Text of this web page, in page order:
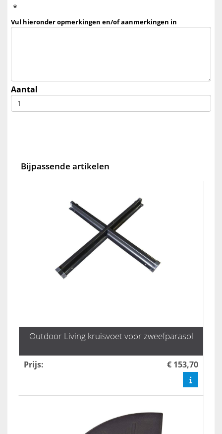
*
Vul hieronder opmerkingen en/of aanmerkingen in
Aantal
Bijpassende artikelen
Outdoor Living kruisvoet voor zweefparasol
Prijs: € 153,70